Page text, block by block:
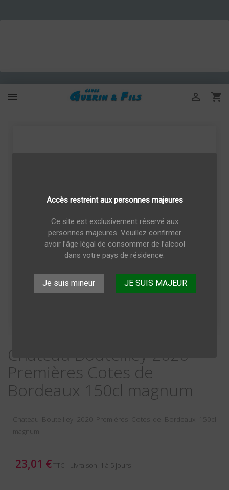
Accès restreint aux personnes majeures
Ce site est exclusivement réservé aux
personnes majeures. Veuillez confirmer
avoir l’âge légal de consommer de l’alcool
dans votre pays de résidence.
Je suis mineur JE SUIS MAJEUR
 

Chateau Bouteilley 2020
Premières Cotes de
Bordeaux 150cl magnum
Chateau Bouteilley 2020 Premières Cotes de Bordeaux 150cl
magnum
23,01 € TTC Livraison: 1 à 5 jours